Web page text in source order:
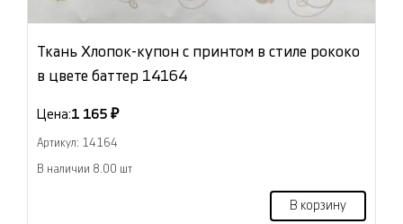
Ткань Хлопок-купон с принтом в стиле рококо
в цвете баттер 14164
Цена:1 165 ₽
Артикул: 14164
В наличии 8.00 шт
В корзину